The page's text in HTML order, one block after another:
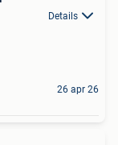
Details
26 apr 26